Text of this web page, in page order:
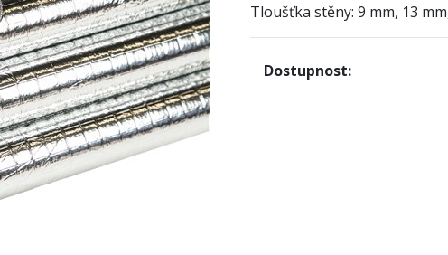
Tloušťka stěny: 9 mm, 13
Dostupnost: